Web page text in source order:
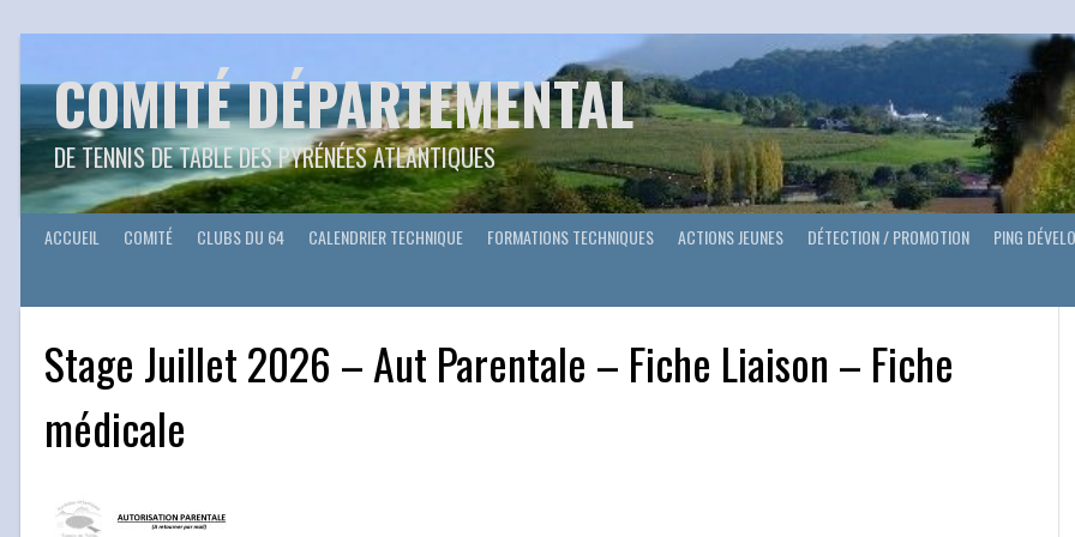
COMITÉ DÉPARTEMENTAL
DE TENNIS DE TABLE DES PYRÉNÉES ATLANTIQUES
ACCUEIL COMITÉ CLUBS DU 64 CALENDRIER TECHNIQUE FORMATIONS TECHNIQUES ACTIONS JEUNES DÉTECTION / PROMOTION PING
Stage Juillet 2026 – Aut Parentale – Fiche Liaison – Fiche
médicale